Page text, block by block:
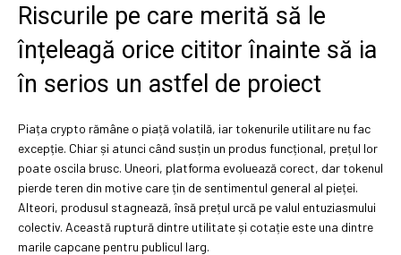
Riscurile pe care merită să le
înțeleagă orice cititor înainte să ia
în serios un astfel de proiect
Piața crypto rămâne o piață volatilă, iar tokenurile utilitare nu fac
excepție. Chiar și atunci când susțin un produs funcțional, prețul lor
poate oscila brusc. Uneori, platforma evoluează corect, dar tokenul
pierde teren din motive care țin de sentimentul general al pieței.
Alteori, produsul stagnează, însă prețul urcă pe valul entuziasmului
colectiv. Această ruptură dintre utilitate și cotație este una dintre
marile capcane pentru publicul larg.